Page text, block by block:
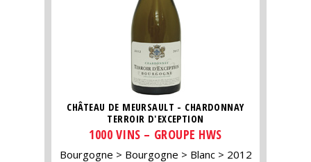
CHÂTEAU DE MEURSAULT - CHARDONNAY
TERROIR D'EXCEPTION
1000 VINS – GROUPE HWS
Bourgogne Bourgogne Blanc 2012